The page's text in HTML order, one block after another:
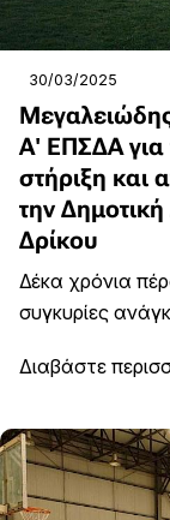
30/03/2025
Α' ΕΠΣΔΑ για
στήριξη και
την
Δρίκου
Δέκα χρόνια
συγκυρίες
Διαβάστε